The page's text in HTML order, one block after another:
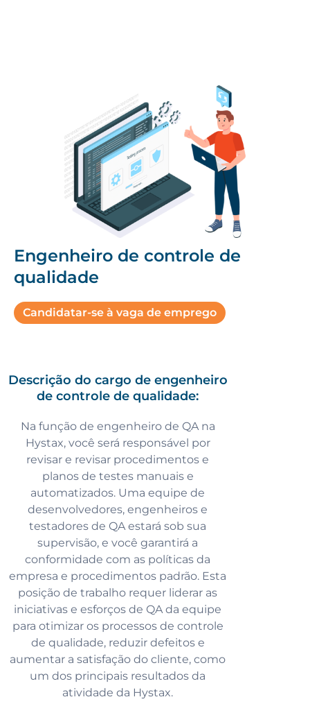
Engenheiro de controle de
qualidade
Candidatar-se à vaga de emprego
Descrição do cargo de engenheiro
de controle de qualidade:
Na função de engenheiro de QA na
Hystax, você será responsável por
revisar e revisar procedimentos e
planos de testes manuais e
automatizados. Uma equipe de
desenvolvedores, engenheiros e
testadores de QA estará sob sua
supervisão, e você garantirá a
conformidade com as políticas da
empresa e procedimentos padrão. Esta
posição de trabalho requer liderar as
iniciativas e esforços de QA da equipe
para otimizar os processos de controle
de qualidade, reduzir defeitos e
aumentar a satisfação do cliente, como
um dos principais resultados da
atividade da Hystax.